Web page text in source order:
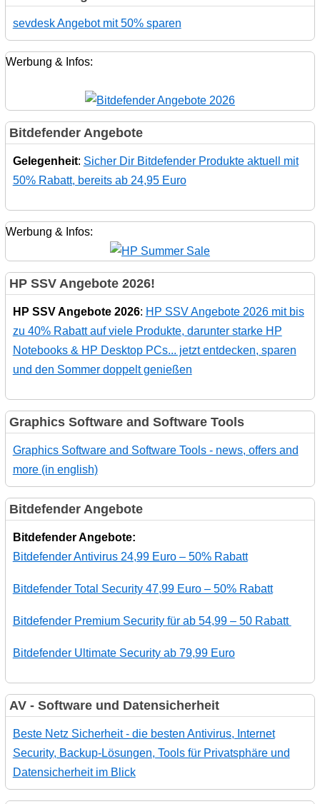
sevdesk Angebot mit 50% sparen
Werbung & Infos:
Bitdefender Angebote
Gelegenheit: Sicher Dir Bitdefender Produkte aktuell mit
50% Rabatt, bereits ab 24,95 Euro
Werbung & Infos:
HP SSV Angebote 2026!
HP SSV Angebote 2026: HP SSV Angebote 2026 mit bis
zu 40% Rabatt auf viele Produkte, darunter starke HP
Notebooks & HP Desktop PCs... jetzt entdecken, sparen
und den Sommer doppelt genießen
Graphics Software and Software Tools
Graphics Software and Software Tools - news, offers and
more (in english)
Bitdefender Angebote
Bitdefender Angebote:
Bitdefender Antivirus 24,99 Euro – 50% Rabatt
Bitdefender Total Security 47,99 Euro – 50% Rabatt
Bitdefender Premium Security für ab 54,99 – 50 Rabatt
Bitdefender Ultimate Security ab 79,99 Euro
AV - Software und Datensicherheit
Beste Netz Sicherheit - die besten Antivirus, Internet
Security, Backup-Lösungen, Tools für Privatsphäre und
Datensicherheit im Blick